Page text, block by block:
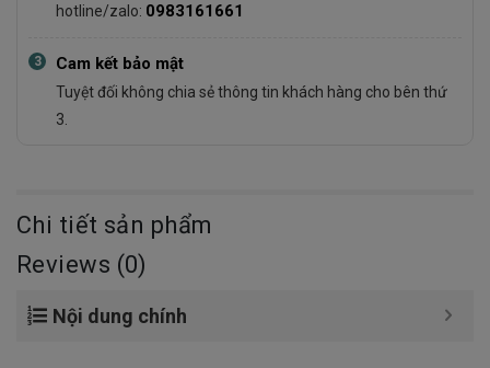
hotline/zalo: 0983161661
3 Cam kết bảo mật
Tuyệt đối không chia sẻ thông tin khách hàng cho bên thứ
3.
Chi tiết sản phẩm
Reviews (0)
Nội dung chính